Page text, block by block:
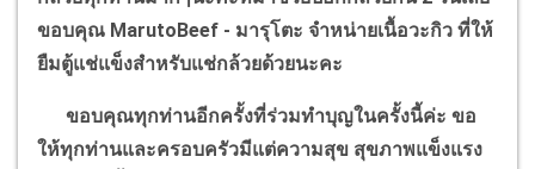
ขอบคุณ MarutoBeef - มารุโตะ จำหน่ายเนื้อวะกิว ที่ให้
ยืมตู้แช่แข็งสำหรับแช่กล้วยด้วยนะคะ
ขอบคุณทุกท่านอีกครั้งที่ร่วมทำบุญในครั้งนี้ค่ะ ขอ
ให้ทุกท่านและครอบครัวมีแต่ความสุข สุขภาพแข็งแรง